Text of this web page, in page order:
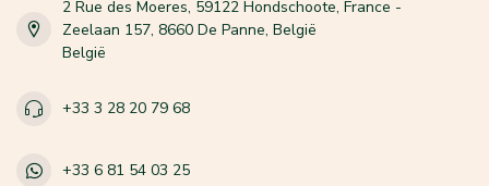
2 Rue des Moeres, 59122 Hondschoote, France -
Zeelaan 157, 8660 De Panne, België
België
+33 3 28 20 79 68
+33 6 81 54 03 25